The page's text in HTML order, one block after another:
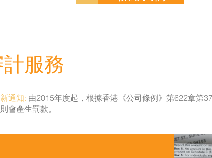
服務
通知: 由2015年度起，根據香港《公司條例》第622章第
會產生罰款。